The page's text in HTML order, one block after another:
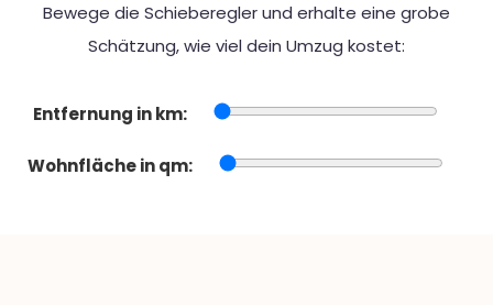
Bewege die Schieberegler und erhalte eine grobe
Schätzung, wie viel dein Umzug kostet:
Entfernung in km:
Wohnfläche in qm: